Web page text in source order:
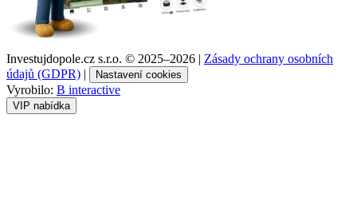
Investujdopole.cz s.r.o. © 2025–2026 | Zásady ochrany osobních
údajů (GDPR) | Nastavení cookies
Vyrobilo: B interactive
VIP nabídka